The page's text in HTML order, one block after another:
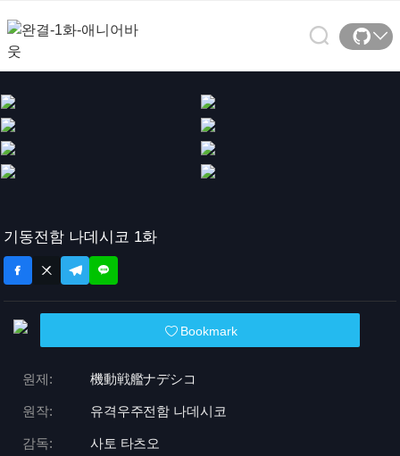
기동전함 나데시코 1화
Bookmark
원제: 機動戦艦ナデシコ
원작: 유격우주전함 나데시코
감독: 사토 타츠오